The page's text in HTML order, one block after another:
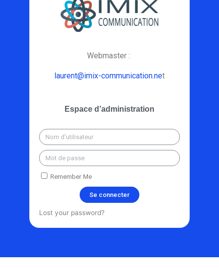
Webmaster :
laurent@imix-communication.net
Espace d’administration
Remember Me
Se connecter
Lost your password?